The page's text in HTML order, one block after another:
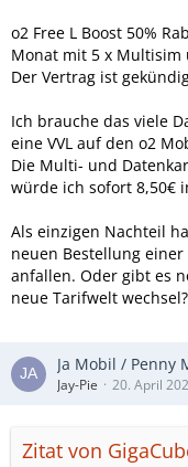
o2 Free L Boost 50%
Monat mit 5 x Multisim
Der Vertrag ist
Ich brauche das viele
eine VVL auf den o2
Die Multi- und
würde ich sofort 8,50€
Als einzigen Nachteil
neuen Bestellung
anfallen. Oder gibt es
neue Tarifwelt wechsel?
Ja Mobil / Penny
Jay-Pie 20. April
Zitat von